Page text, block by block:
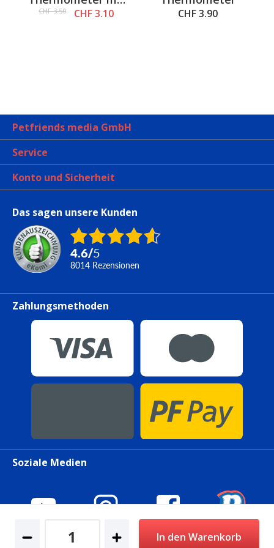
In den Warenkorb
Sauger
CHF 3.50 CHF 3.10 CHF 3.90
Petfriends media GmbH
Service
Konto und Sicherheit
Das sagen unsere Kunden
4.6/5
8014 Rezensionen
Zahlungsmethoden
Soziale Medien